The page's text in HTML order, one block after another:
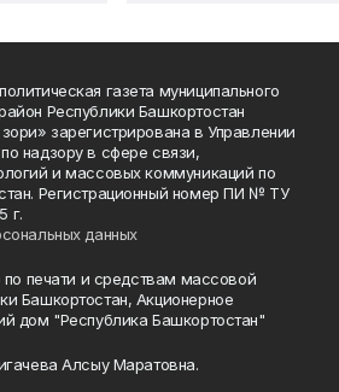
газета муниципального
Республики Башкортостан
зарегистрирована в Управлении
надзору в сфере связи,
и массовых коммуникаций по
Регистрационный номер ПИ № ТУ
г.
данных
по печати и средствам массовой
Башкортостан, Акционерное
дом "Республика Башкортостан"
Алсыу Маратовна.